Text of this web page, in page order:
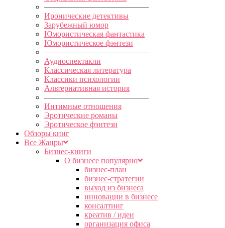
—————————————
Иронические детективы
Зарубежный юмор
Юмористическая фантастика
Юмористическое фэнтези
—————————————
Аудиоспектакли
Классическая литература
Классики психологии
Альтернативная история
—————————————
Интимные отношения
Эротические романы
Эротическое фэнтези
Обзоры книг
Все Жанры
Бизнес-книги
О бизнесе популярно
бизнес-план
бизнес-стратегии
выход из бизнеса
инновации в бизнесе
консалтинг
креатив / идеи
организация офиса